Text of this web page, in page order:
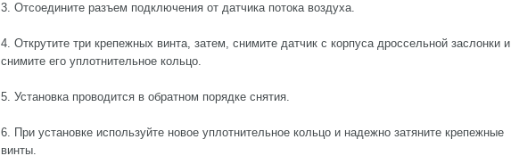
3. Отсоедините разъем подключения от датчика потока воздуха.
4. Открутите три крепежных винта, затем, снимите датчик с корпуса дроссельной заслонки и
снимите его уплотнительное кольцо.
5. Установка проводится в обратном порядке снятия.
6. При установке используйте новое уплотнительное кольцо и надежно затяните крепежные
винты.